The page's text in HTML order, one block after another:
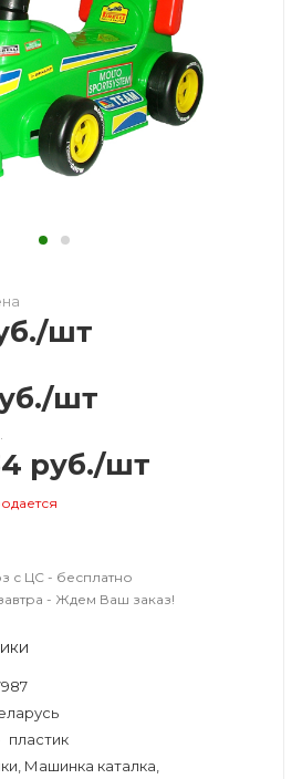
/шт
/шт
руб./шт
с ЦС - бесплатно
- Ждем Ваш заказ!
пластик
Машинка каталка,